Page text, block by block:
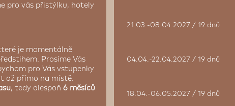
21.03.-08.04.2027 / 19 dnů
04.04.-22.04.2027 / 19 dnů
18.04.-06.05.2027 / 19 dnů
pro vás přistýlku, hotely
je momentálně
Prosíme Vás
pro Vás vstupenky
až přímo na místě.
, tedy alespoň 6 měsíců